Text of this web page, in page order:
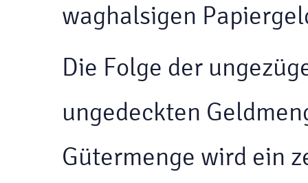
waghalsigen
Die Folge der
ungedeckten
Gütermenge wird ein